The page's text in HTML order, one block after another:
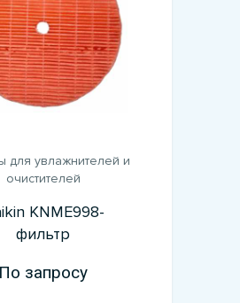
для увлажнителей и
очистителей
KNME998-
фильтр
По запросу